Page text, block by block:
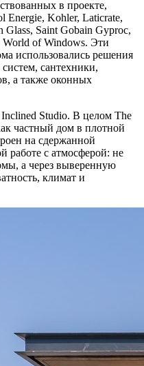
в проекте,
Energie, Kohler, Laticrate,
Saint Gobain Gyproc,
World of Windows. Эти
использовались решения
сантехники,
а также оконных
Studio. В целом The
частный дом в плотной
на сдержанной
работе с атмосферой: не
а через выверенную
климат и